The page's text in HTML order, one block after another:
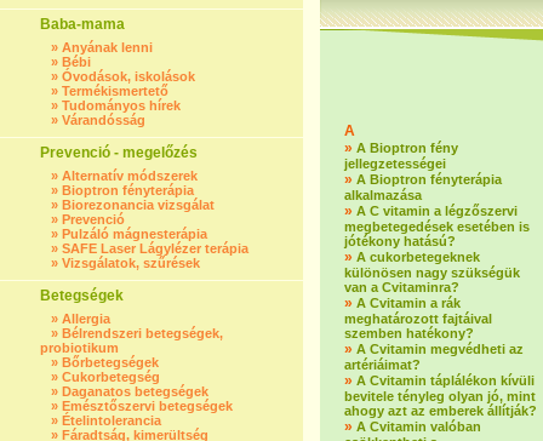
Baba-mama
» Anyának lenni
» Bébi
» Óvodások, iskolások
» Termékismertető
» Tudományos hírek
» Várandósság
Prevenció - megelőzés
» Alternatív módszerek
» Bioptron fényterápia
» Biorezonancia vizsgálat
» Prevenció
» Pulzáló mágnesterápia
» SAFE Laser Lágylézer terápia
» Vizsgálatok, szűrések
Betegségek
» Allergia
» Bélrendszeri betegségek,
probiotikum
» Bőrbetegségek
» Cukorbetegség
» Daganatos betegségek
» Emésztőszervi betegségek
» Ételintolerancia
» Fáradtság, kimerültség
A
» A Bioptron fény
jellegzetességei
» A Bioptron fényterápia
alkalmazása
» A C vitamin a légzőszervi
megbetegedések esetében is
jótékony hatású?
» A cukorbetegeknek
különösen nagy szükségük
van a Cvitaminra?
» A Cvitamin a rák
meghatározott fajtáival
szemben hatékony?
» A Cvitamin megvédheti az
artériáimat?
» A Cvitamin táplálékon kívüli
bevitele tényleg olyan jó, mint
ahogy azt az emberek állítják?
» A Cvitamin valóban